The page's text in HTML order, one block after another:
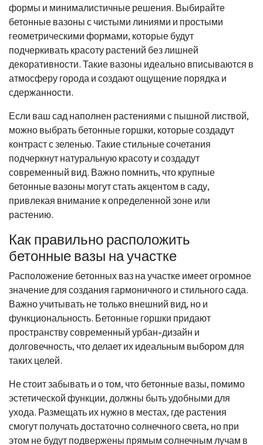
формы и минималистичные решения. Выбирайте
бетонные вазоны с чистыми линиями и простыми
геометрическими формами, которые будут
подчеркивать красоту растений без лишней
декоративности. Такие вазоны идеально вписываются в
атмосферу города и создают ощущение порядка и
сдержанности.
Если ваш сад наполнен растениями с пышной листвой,
можно выбрать бетонные горшки, которые создадут
контраст с зеленью. Такие стильные сочетания
подчеркнут натуральную красоту и создадут
современный вид. Важно помнить, что крупные
бетонные вазоны могут стать акцентом в саду,
привлекая внимание к определенной зоне или
растению.
Как правильно расположить
бетонные вазы на участке
Расположение бетонных ваз на участке имеет огромное
значение для создания гармоничного и стильного сада.
Важно учитывать не только внешний вид, но и
функциональность. Бетонные горшки придают
пространству современный урбан-дизайн и
долговечность, что делает их идеальным выбором для
таких целей.
Не стоит забывать и о том, что бетонные вазы, помимо
эстетической функции, должны быть удобными для
ухода. Размещать их нужно в местах, где растения
смогут получать достаточно солнечного света, но при
этом не будут подвержены прямым солнечным лучам в